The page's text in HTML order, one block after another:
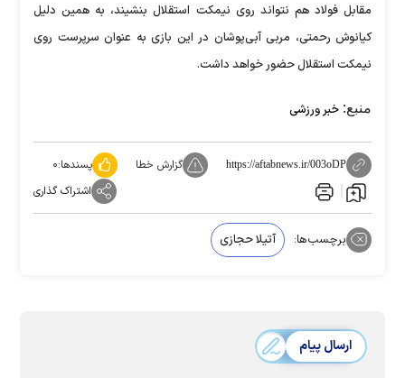
مقابل فولاد هم نتواند روی نیمکت استقلال بنشیند، به همین دلیل
کیانوش رحمتی، مربی آبی‌پوشان در این بازی به عنوان سرپرست روی
نیمکت استقلال حضور خواهد داشت.
منبع: خبر ورزشی
https://aftabnews.ir/003oDP گزارش خطا پسندها:۰
اشتراک گذاری
برچسب‌ها: آتیلا حجازی
ارسال پیام